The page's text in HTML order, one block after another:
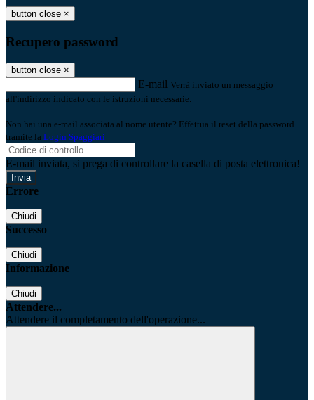
button close ×
Recupero password
button close ×
E-mail Verrà inviato un messaggio
all'indirizzo indicato con le istruzioni necessarie.
Non hai una e-mail associata al nome utente? Effettua il reset della password
tramite la Login Spaggiari
E-mail inviata, si prega di controllare la casella di posta elettronica!
Errore
Chiudi
Successo
Chiudi
Informazione
Chiudi
Attendere...
Attendere il completamento dell'operazione...